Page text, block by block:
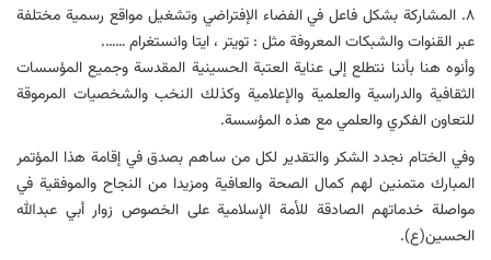
۸. المشارکة بشکل فاعل في الفضاء الإفتراضي وتشغیل مواقع رسمیة مختلفة
عبر القنوات والشبکات المعروفة مثل : تویتر ، ایتا وانستغرام …….
وأنوه هنا بأننا نتطلع إلی عنایة العتبة الحسینیة المقدسة وجمیع المؤسسات
الثقافیة والدراسیة والعلمیة والإعلامیة وکذلك النخب والشخصیات المرموقة
للتعاون الفکري والعلمي مع هذه المؤسسة.
وفي الختام نجدد الشکر والتقدیر لکل من ساهم بصدق في إقامة هذا المؤتمر
المبارك متمنین لهم کمال الصحة والعافیة ومزیدا من النجاح والموفقیة في
مواصلة خدماتهم الصادقة للأمة الإسلامیة علی الخصوص زوار أبي عبدالله
الحسین(ع).